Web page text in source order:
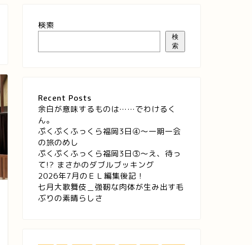
検索
検
索
Recent Posts
余白が意味するものは……でわけるく
ん。
ぷくぷくふっくら福岡3日④～一期一会
の旅のめし
ぷくぷくふっくら福岡3日③～え、待っ
て!? まさかのダブルブッキング
2026年7月のＥＬ編集後記！
七月大歌舞伎＿強靭な肉体が生み出す毛
ぶりの素晴らしさ